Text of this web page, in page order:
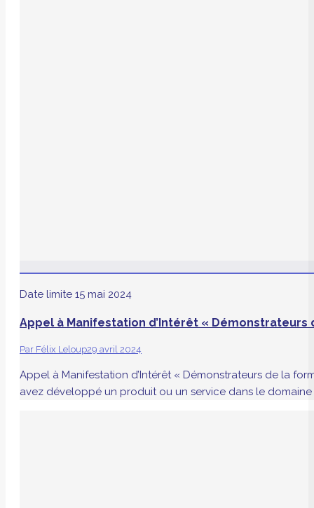
Date limite 15 mai 2024
Appel à Manifestation d’Intérêt «
Par Félix Leloup29 avril 2024
Appel à Manifestation d’Intérêt « Démonstrateurs de la
avez développé un produit ou un service dans le